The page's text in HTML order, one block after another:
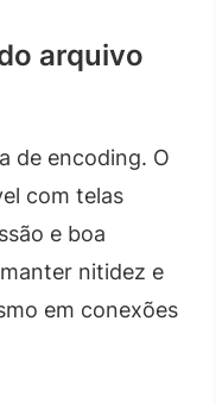
arquivo
de encoding. O
com telas
e boa
nitidez e
em conexões